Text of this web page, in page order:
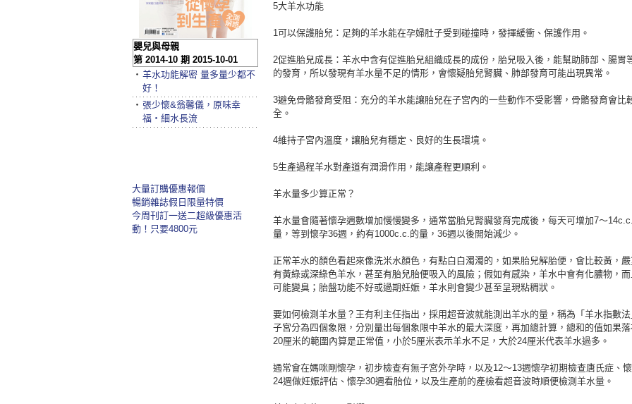
5大羊水功能
1可以保護胎兒：足夠的羊水能在孕婦肚子受到碰撞時，發揮緩衝、保護作用。
2促進胎兒成長：羊水中含有促進胎兒組織成長的成份，胎兒吸入後，能幫助肺部、腸胃
的發育，所以發現有羊水量不足的情形，會懷疑胎兒腎臟、肺部發育可能出現異常。
3避免骨骼發育受阻：充分的羊水能讓胎兒在子宮內的一些動作不受影響，骨骼發育會比
全。
4維持子宮內溫度，讓胎兒有穩定、良好的生長環境。
5生產過程羊水對產道有潤滑作用，能讓產程更順利。
羊水量多少算正常？
羊水量會隨著懷孕週數增加慢慢變多，通常當胎兒腎臟發育完成後，每天可增加7～
量，等到懷孕36週，約有1000c.c.的量，36週以後開始減少。
正常羊水的顏色看起來像洗米水顏色，有點白白濁濁的，如果胎兒解胎便，會比較黃，
有黃綠或深綠色羊水，甚至有胎兒胎便吸入的風險；假如有感染，羊水中會有化膿物，
可能變臭；胎盤功能不好或過期妊娠，羊水則會變少甚至呈現粘稠狀。
要如何檢測羊水量？王有利主任指出，採用超音波就能測出羊水的量，稱為「羊水指數
子宮分為四個象限，分別量出每個象限中羊水的最大深度，再加總計算，總和的值如果
20厘米的範圍內算是正常值，小於5厘米表示羊水不足，大於24厘米代表羊水過多。
通常會在媽咪剛懷孕，初步檢查有無子宮外孕時，以及12～13週懷孕初期檢查唐氏症、
24週做妊娠評估、懷孕30週看胎位，以及生產前的產檢看超音波時順便檢測羊水量。
嬰兒與母親
第 2014-10 期 2015-10-01
‧ 羊水功能解密 量多量少都不
好！
‧ 張少懷&翁馨儀，原味幸
福‧細水長流
大量訂購優惠報價
暢銷雜誌假日限量特價
今周刊訂一送二超級優惠活
動！只要4800元